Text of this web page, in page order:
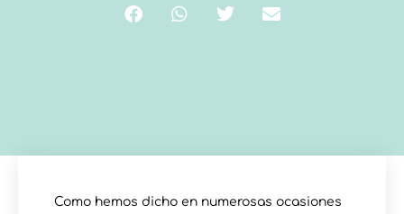
Como hemos dicho en numerosas ocasiones